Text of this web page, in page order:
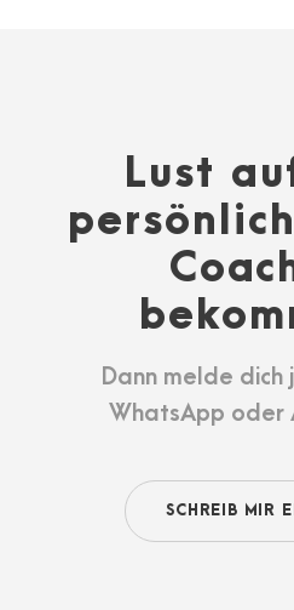
Lust
Dann melde
WhatsApp oder
SCHREIB MIR